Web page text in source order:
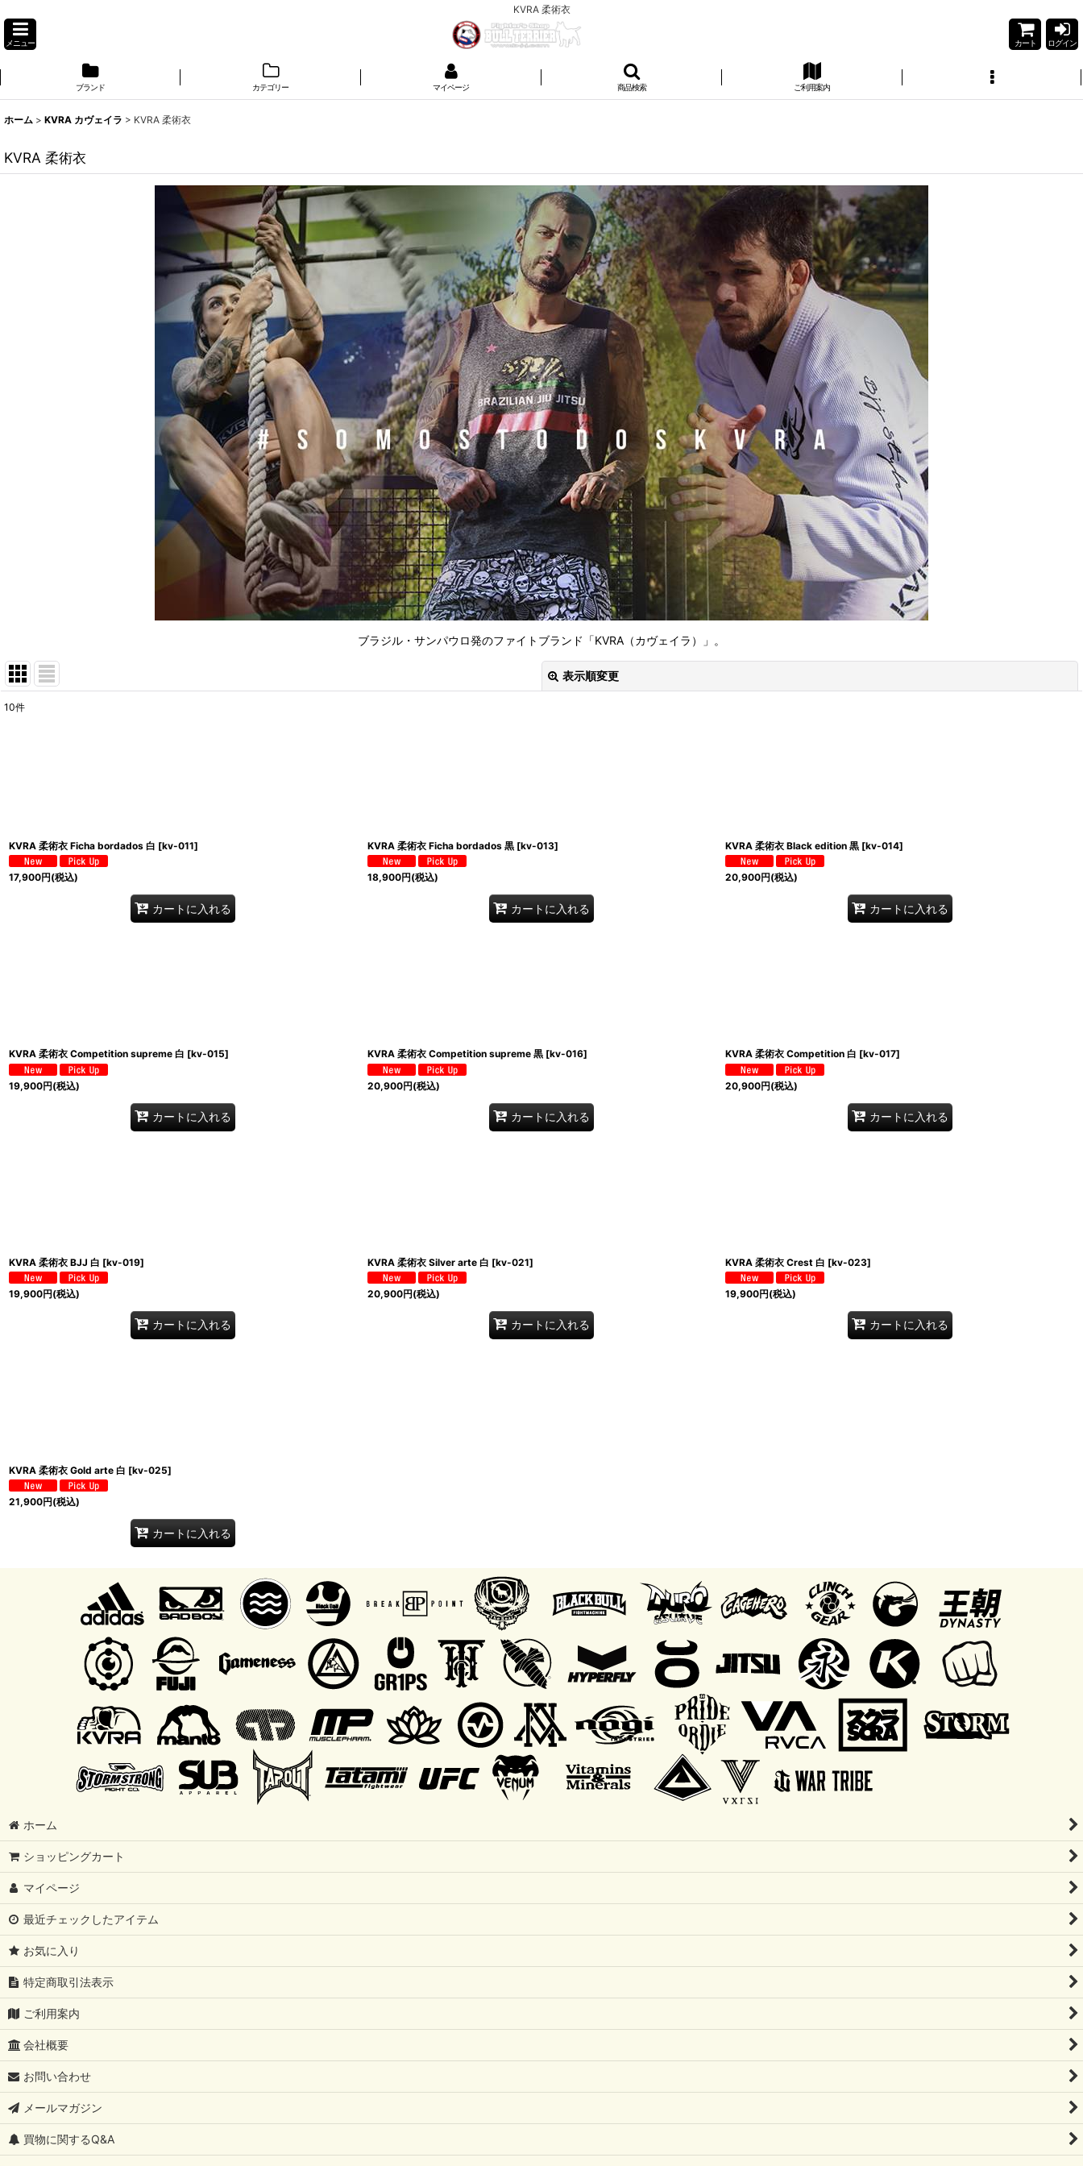
KVRA 柔術衣
メニュー カート ログイン
ブランド カテゴリー マイページ 商品検索 ご利用案内
ホーム > KVRA カヴェイラ > KVRA 柔術衣
KVRA 柔術衣
ブラジル・サンパウロ発のファイトブランド「KVRA（カヴェイラ）」。
表示順変更
10件
KVRA 柔術衣 Ficha bordados 白 [kv-011]
17,900円(税込)
カートに入れる
KVRA 柔術衣 Ficha bordados 黒 [kv-013]
18,900円(税込)
カートに入れる
KVRA 柔術衣 Black edition 黒 [kv-014]
20,900円(税込)
カートに入れる
KVRA 柔術衣 Competition supreme 白 [kv-015]
19,900円(税込)
カートに入れる
KVRA 柔術衣 Competition supreme 黒 [kv-016]
20,900円(税込)
カートに入れる
KVRA 柔術衣 Competition 白 [kv-017]
20,900円(税込)
カートに入れる
KVRA 柔術衣 BJJ 白 [kv-019]
19,900円(税込)
カートに入れる
KVRA 柔術衣 Silver arte 白 [kv-021]
20,900円(税込)
カートに入れる
KVRA 柔術衣 Crest 白 [kv-023]
19,900円(税込)
カートに入れる
KVRA 柔術衣 Gold arte 白 [kv-025]
21,900円(税込)
カートに入れる
ホーム
ショッピングカート
マイページ
最近チェックしたアイテム
お気に入り
特定商取引法表示
ご利用案内
会社概要
お問い合わせ
メールマガジン
買物に関するQ&A